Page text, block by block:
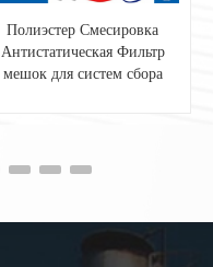
Полиэстер Смесировка
Антистатическая Фильтр
мешок для систем сбора